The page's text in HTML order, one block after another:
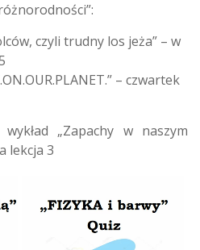
czyli trudny los jeża” – w
– czwartek
„Zapachy w naszym
lekcja 3